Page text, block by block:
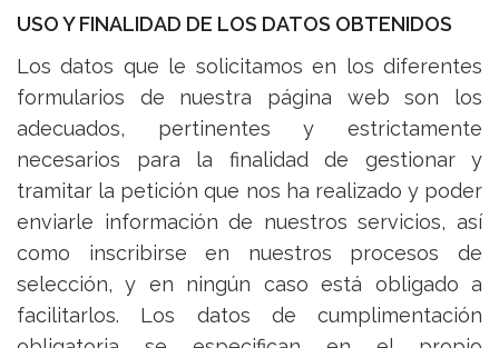
USO Y FINALIDAD DE LOS DATOS OBTENIDOS
Los datos que le solicitamos en los diferentes
formularios de nuestra página web son los
adecuados, pertinentes y estrictamente
necesarios para la finalidad de gestionar y
tramitar la petición que nos ha realizado y poder
enviarle información de nuestros servicios, así
como inscribirse en nuestros procesos de
selección, y en ningún caso está obligado a
facilitarlos. Los datos de cumplimentación